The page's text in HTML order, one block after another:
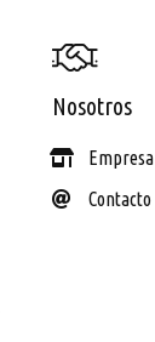
Nosotros
Empresa
Contacto